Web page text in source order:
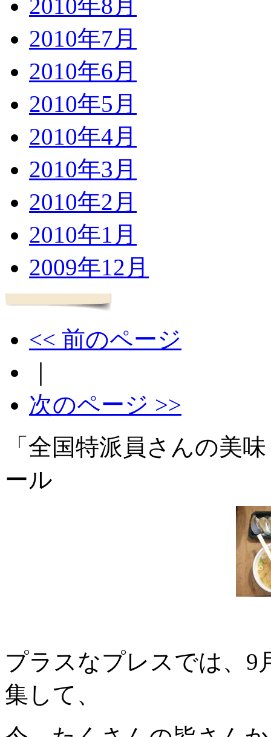
2010年8月
2010年7月
2010年6月
2010年5月
2010年4月
2010年3月
2010年2月
2010年1月
2009年12月
<< 前のページ
次のページ >>
「全国特派員さんの美
ール
プラスなプレスでは、9
集して、